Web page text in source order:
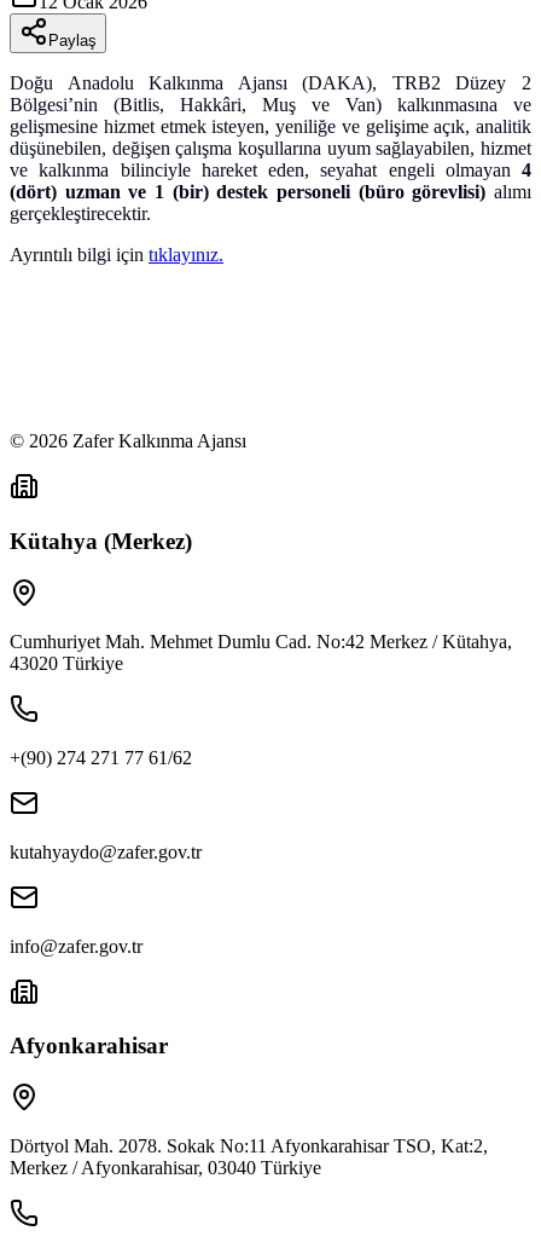
Paylaş
Doğu Anadolu Kalkınma Ajansı (DAKA), TRB2 Düzey 2
Bölgesi’nin (Bitlis, Hakkâri, Muş ve Van) kalkınmasına ve
gelişmesine hizmet etmek isteyen, yeniliğe ve gelişime açık, analitik
düşünebilen, değişen çalışma koşullarına uyum sağlayabilen, hizmet
ve kalkınma bilinciyle hareket eden, seyahat engeli olmayan 4
(dört) uzman ve 1 (bir) destek personeli (büro görevlisi) alımı
gerçekleştirecektir.
Ayrıntılı bilgi için tıklayınız.
© 2026 Zafer Kalkınma Ajansı
Kütahya (Merkez)
Cumhuriyet Mah. Mehmet Dumlu Cad. No:42 Merkez / Kütahya,
43020 Türkiye
+(90) 274 271 77 61/62
kutahyaydo@zafer.gov.tr
info@zafer.gov.tr
Afyonkarahisar
Dörtyol Mah. 2078. Sokak No:11 Afyonkarahisar TSO, Kat:2,
Merkez / Afyonkarahisar, 03040 Türkiye